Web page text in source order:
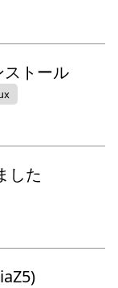
トール
した